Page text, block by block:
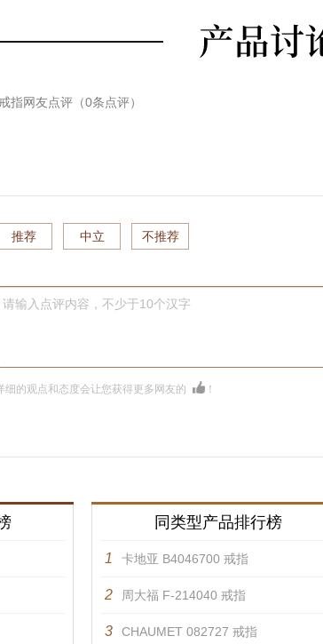
指网友点评（0条点评）
推荐 中立 不推荐
请输入点评内容，不少于10个汉字
细的观点和态度会让您获得更多网友的 ！
同类型产品排行榜
1 卡地亚 B4046700 戒指
2 周大福 F-214040 戒指
3 CHAUMET 082727 戒指